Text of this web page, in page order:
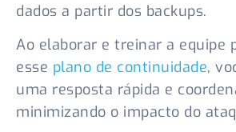
dados a partir dos backups.
Ao elaborar e treinar a equipe
esse plano de continuidade,
uma resposta rápida e
minimizando o impacto do